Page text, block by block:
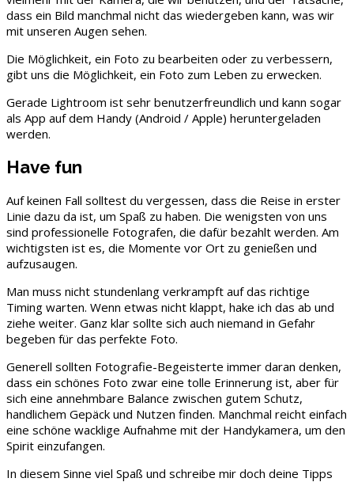
dass ein Bild manchmal nicht das wiedergeben kann, was wir
mit unseren Augen sehen.
Die Möglichkeit, ein Foto zu bearbeiten oder zu verbessern,
gibt uns die Möglichkeit, ein Foto zum Leben zu erwecken.
Gerade Lightroom ist sehr benutzerfreundlich und kann sogar
als App auf dem Handy (Android / Apple) heruntergeladen
werden.
Have fun
Auf keinen Fall solltest du vergessen, dass die Reise in erster
Linie dazu da ist, um Spaß zu haben. Die wenigsten von uns
sind professionelle Fotografen, die dafür bezahlt werden. Am
wichtigsten ist es, die Momente vor Ort zu genießen und
aufzusaugen.
Man muss nicht stundenlang verkrampft auf das richtige
Timing warten. Wenn etwas nicht klappt, hake ich das ab und
ziehe weiter. Ganz klar sollte sich auch niemand in Gefahr
begeben für das perfekte Foto.
Generell sollten Fotografie-Begeisterte immer daran denken,
dass ein schönes Foto zwar eine tolle Erinnerung ist, aber für
sich eine annehmbare Balance zwischen gutem Schutz,
handlichem Gepäck und Nutzen finden. Manchmal reicht einfach
eine schöne wacklige Aufnahme mit der Handykamera, um den
Spirit einzufangen.
In diesem Sinne viel Spaß und schreibe mir doch deine Tipps